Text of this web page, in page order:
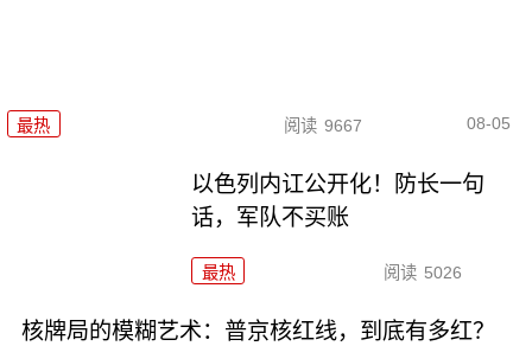
最热 阅读 9667 08-05
以色列内讧公开化！防长一句
话，军队不买账
最热 阅读 5026
核牌局的模糊艺术：普京核红线，到底有多红？